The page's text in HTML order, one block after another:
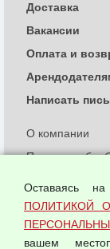
О компании
Политика
Согласием на
Оферта
Публичная
Доставка
Вакансии
Оплата и
Написать
Оставаясь
ПОЛИТИКОЙ
вашем